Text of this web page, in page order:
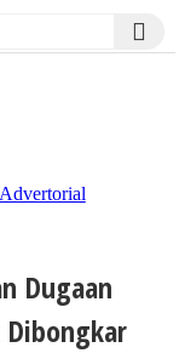
Advertorial
Dugaan
Dibongkar